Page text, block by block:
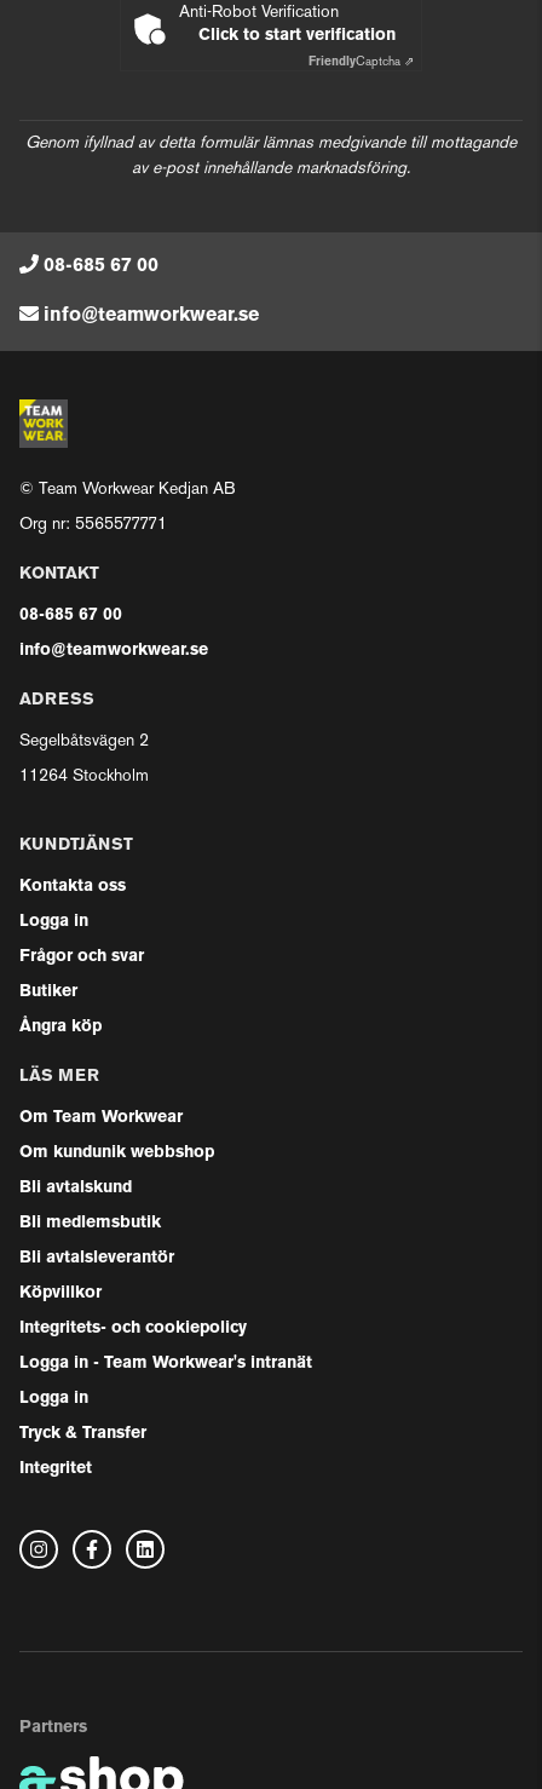
Anti-Robot Verification
Click to start verification
FriendlyCaptcha ⇗
Genom ifyllnad av detta formulär lämnas medgivande till mottagande
av e-post innehållande marknadsföring.
08-685 67 00
info@teamworkwear.se
© Team Workwear Kedjan AB
Org nr: 5565577771
KONTAKT
08-685 67 00
info@teamworkwear.se
ADRESS
Segelbåtsvägen 2
11264 Stockholm
KUNDTJÄNST
Kontakta oss
Logga in
Frågor och svar
Butiker
Ångra köp
LÄS MER
Om Team Workwear
Om kundunik webbshop
Bli avtalskund
Bli medlemsbutik
Bli avtalsleverantör
Köpvillkor
Integritets- och cookiepolicy
Logga in - Team Workwear's intranät
Logga in
Tryck & Transfer
Integritet
Partners